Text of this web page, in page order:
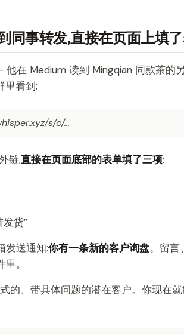
同事转发,直接在页面上填
在 Medium 读到 Mingqian 同款茶的
里看到:
s/c/…
链,直接在页面底部的表单填了三项:
货”
发送通知:你有一条新的客户询盘。留言
。
的、带具体问题的潜在客户。你现在